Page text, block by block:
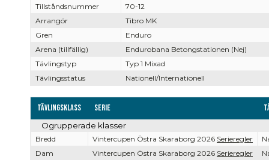
Tillståndsnummer
70-12
Arrangör
Tibro MK
Gren
Enduro
Arena (tillfällig)
Endurobana Betongstationen (Nej)
Tävlingstyp
Typ 1 Mixad
Tävlingsstatus
Nationell/Internationell
Tävlingsklass Serie
Ogrupperade klasser
Bredd Vintercupen Östra Skaraborg 2026 Serieregler
Dam
Vintercupen Östra Skaraborg 2026 Serieregler